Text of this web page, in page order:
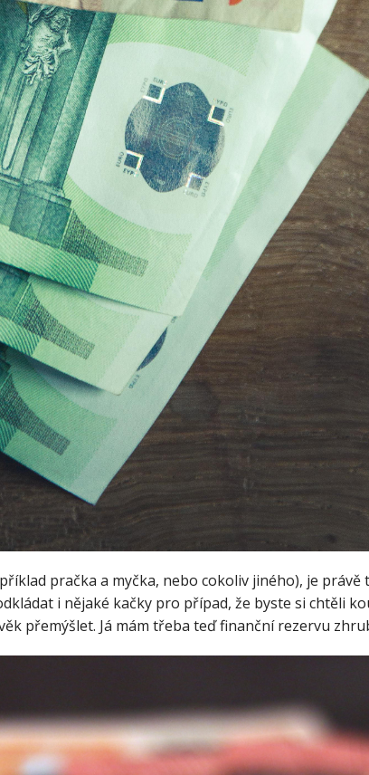
pračka a myčka, nebo cokoliv jiného), je
i nějaké kačky pro případ, že byste si chtěli
přemýšlet. Já mám třeba teď finanční rezervu